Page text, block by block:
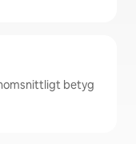
betyg